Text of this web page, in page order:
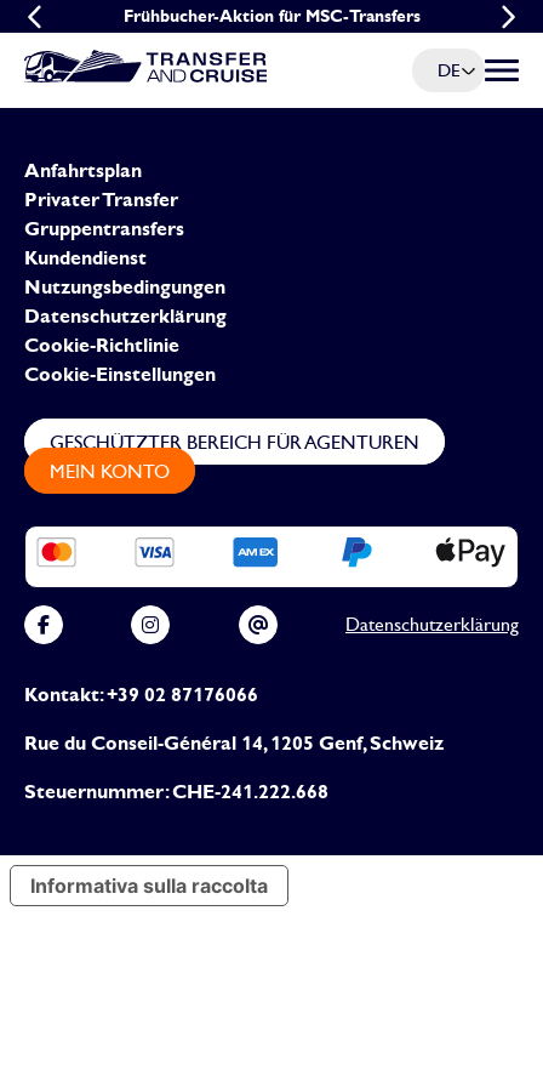
Gruppenangebot für MSC-Transfers
Frühbucher-Aktion für MSC-Transfers
DE Menü
Anfahrtsplan
Privater Transfer
Gruppentransfers
Kundendienst
Nutzungsbedingungen
Datenschutzerklärung
Cookie-Richtlinie
Cookie-Einstellungen
Kontakt: +39 02 87176066
Rue du Conseil-Général 14, 1205 Genf, Schweiz
Steuernummer: CHE-241.222.668
GESCHÜTZTER BEREICH FÜR AGENTUREN
MEIN KONTO
Datenschutzerklärung
Informativa sulla raccolta